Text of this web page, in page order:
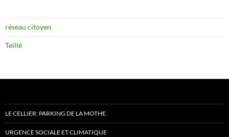
réseau citoyen
Teillé
LE CELLIER: PARKING DE LA MOTHE
URGENCE SOCIALE ET CLIMATIQUE